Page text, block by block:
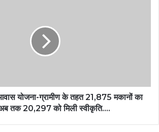
योजना-ग्रामीण के तहत 21,875 मकानों का
तक 20,297 को मिली स्वीकृति….